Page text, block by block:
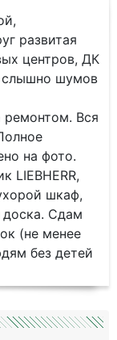
развитая
центров, ДК
слышно шумов
ремонтом. Вся
на фото.
LIEBHERR,
шкаф,
доска. Сдам
(не менее
без детей